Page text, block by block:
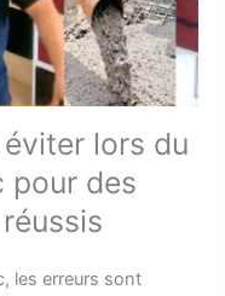
lors du
pour des
les erreurs sont